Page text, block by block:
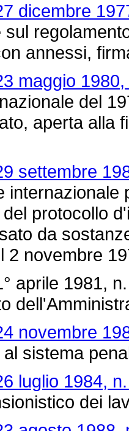
dicembre
annessi,
maggio
del
aperta alla
settembre
protocollo
da
2 novembre
aprile 1981,
novembre
sistema
luglio 1984,
dei